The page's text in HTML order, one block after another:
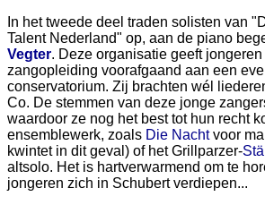
In het tweede deel traden solisten van
Talent Nederland" op, aan de piano
Vegter. Deze organisatie geeft
zangopleiding voorafgaand aan een
conservatorium. Zij brachten wél
Co. De stemmen van deze jonge
waardoor ze nog het best tot hun recht
ensemblewerk, zoals Die Nachtvoor
kwintet in dit geval) of het Grillparzer-
altsolo. Het is hartverwarmend om te
jongeren zich in Schubert verdiepen...